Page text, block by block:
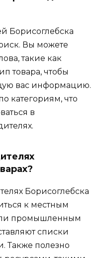
Борисоглебска
Вы можете
такие как
товара, чтобы
вас информацию.
категориям, что
в
Борисоглебска
к местным
промышленным
списки
Также полезно